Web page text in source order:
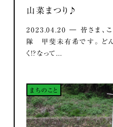
山菜まつり♪
2023.04.20 ― 皆さま、こ
隊 甲斐未有希です。 どん
く！？なって...
まちのこと